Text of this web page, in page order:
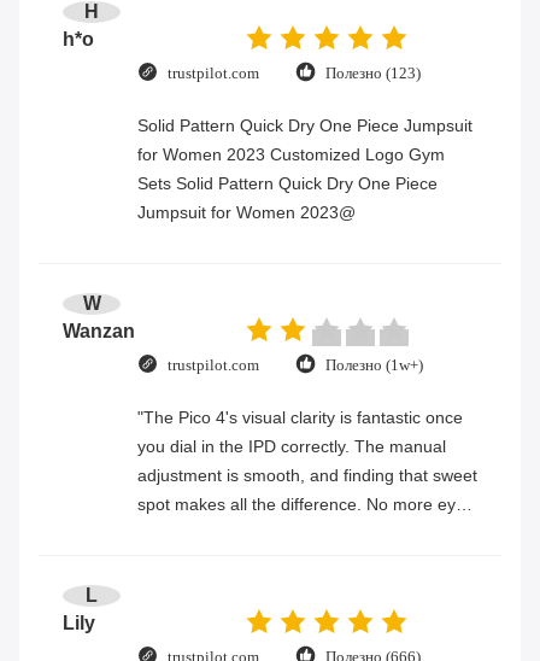
H
h*o
trustpilot.com Полезно (123)
Solid Pattern Quick Dry One Piece Jumpsuit
for Women 2023 Customized Logo Gym
Sets Solid Pattern Quick Dry One Piece
Jumpsuit for Women 2023@
W
Wanzan
trustpilot.com Полезно (1w+)
"The Pico 4's visual clarity is fantastic once
you dial in the IPD correctly. The manual
adjustment is smooth, and finding that sweet
spot makes all the difference. No more eye
fantastic once you dial in the IPD correctly.
The manual adjustment is smooth, and
L
Lily
trustpilot.com Полезно (666)